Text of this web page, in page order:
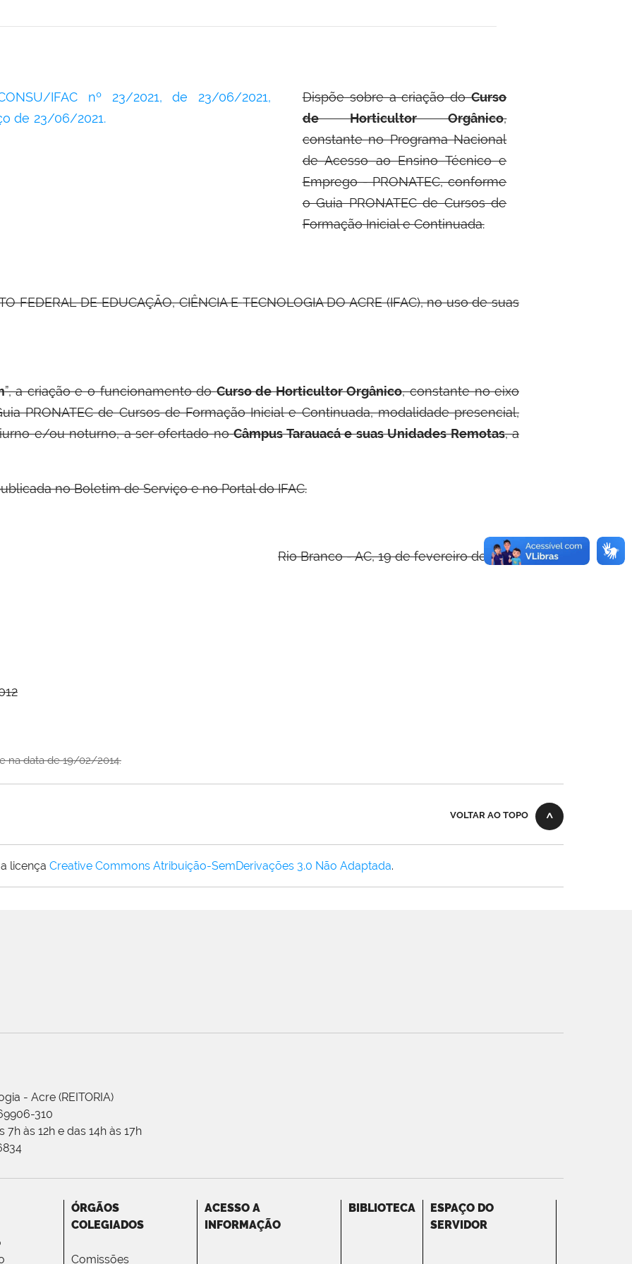
IFAC nº 23/2021, de 23/06/2021,
de 23/06/2021.
Dispõe sobre a criação doCurso
de Horticultor Orgânico,
constante no Programa Nacional
de Acesso ao Ensino Técnico e
Emprego - PRONATEC, conforme
o Guia PRONATEC de Cursos de
Formação Inicial e Continuada.
FEDERAL DE EDUCAÇÃO, CIÊNCIA ETECNOLOGIA DO ACRE (IFAC), no uso de suas
”, a criação e o funcionamento doCurso de Horticultor Orgânico, constante no eixo
PRONATEC de Cursos de Formação Inicial e Continuada, modalidade presencial,
e/ou noturno, a ser ofertado noCâmpus Tarauacá e suas Unidades Remotas, a
no Boletim de Serviço e no Portal do IFAC.
Rio Branco - AC, 19 de fevereiro de 2014.
na data de 19/02/2014.
VOLTAR AO TOPO
licença Creative Commons Atribuição-SemDerivações 3.0 Não Adaptada.
- Acre (REITORIA)
310
às 12h e das 14h às 17h
ÓRGÃOS
COLEGIADOS
Comissões
ACESSO A
INFORMAÇÃO
BIBLIOTECA
ESPAÇO DO
SERVIDOR